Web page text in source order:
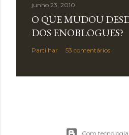
junho 23, 2010
O QUE MUDOU
DOS ENOBLOGUES?
Partilhar 53 comentários
Com